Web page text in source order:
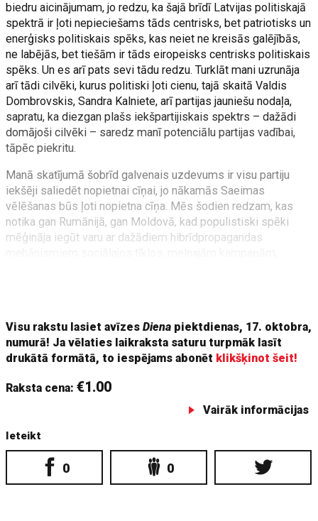
biedru aicinājumam, jo redzu, ka šajā brīdī Latvijas politiskajā
spektrā ir ļoti nepieciešams tāds centrisks, bet patriotisks un
enerģisks politiskais spēks, kas neiet ne kreisās galējībās,
ne labējās, bet tiešām ir tāds eiropeisks centrisks politiskais
spēks. Un es arī pats sevi tādu redzu. Turklāt mani uzrunāja
arī tādi cilvēki, kurus politiski ļoti cienu, tajā skaitā Valdis
Dombrovskis, Sandra Kalniete, arī partijas jauniešu nodaļa,
sapratu, ka diezgan plašs iekšpartijiskais spektrs – dažādi
domājoši cilvēki – saredz manī potenciālu partijas vadībai,
tāpēc piekritu.
Manā skatījumā šobrīd galvenais uzdevums ir visu partiju
iekšēji saliedēt nopietnai cīņai, jo nākamās Saeimas
vēlēšanas būs ļoti nopietna cīņa. Mēs šodien redzam, kas
notika gan Rumānijā, gan Moldovā, kad populistiski spēki
mēģināja iegūt varu ar dažādiem hibrīdpropagandas
Visu rakstu lasiet avīzesDiena piektdienas, 17. oktobra,
numurā! Ja vēlaties laikraksta saturu turpmāk lasīt
drukātā formātā, to iespējams abonēt klikšķinot šeit!
Raksta cena:€1.00
Vairāk informācijas
Ieteikt
0 0